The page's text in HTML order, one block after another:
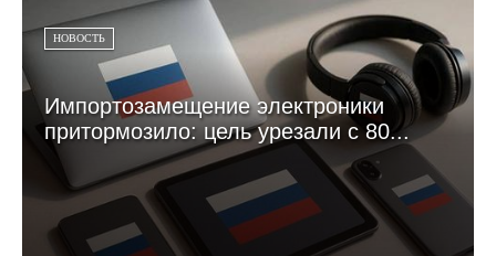
НОВОСТЬ
Импортозамещение электроники
притормозило: цель урезали с 80...